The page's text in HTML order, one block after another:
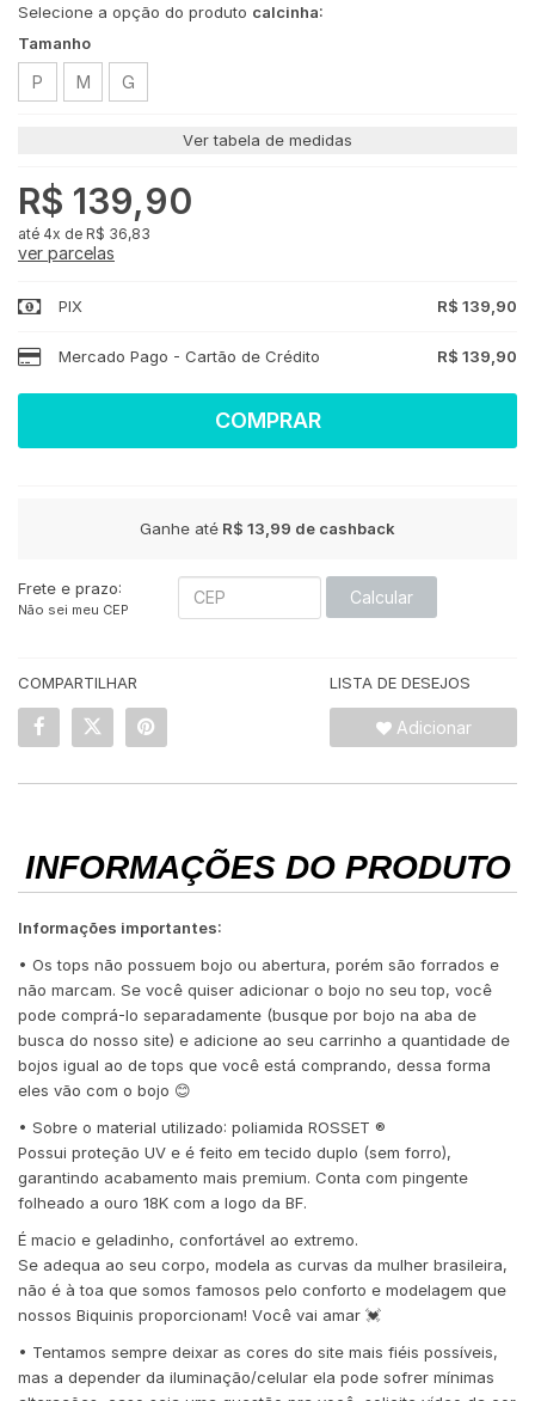
Selecione a opção do produto calcinha:
Tamanho
P M G
Ver tabela de medidas
R$ 139,90
4x de R$ 36,83
ver parcelas
PIX R$ 139,90
Mercado Pago - Cartão de Crédito R$ 139,90
COMPRAR
Ganhe até R$ 13,99 de cashback
Frete e prazo:
Não sei meu CEP
Calcular
COMPARTILHAR LISTA DE DESEJOS
Adicionar
INFORMAÇÕES DO PRODUTO
Informações importantes:
• Os tops não possuem bojo ou abertura, porém são forrados e
não marcam. Se você quiser adicionar o bojo no seu top, você
pode comprá-lo separadamente (busque por bojo na aba de
busca do nosso site) e adicione ao seu carrinho a quantidade de
bojos igual ao de tops que você está comprando, dessa forma
eles vão com o bojo 😊
• Sobre o material utilizado: poliamida ROSSET ®️
Possui proteção UV e é feito em tecido duplo (sem forro),
garantindo acabamento mais premium. Conta com pingente
folheado a ouro 18K com a logo da BF.
É macio e geladinho, confortável ao extremo.
Se adequa ao seu corpo, modela as curvas da mulher brasileira,
não é à toa que somos famosos pelo conforto e modelagem que
nossos Biquinis proporcionam! Você vai amar 💓
• Tentamos sempre deixar as cores do site mais fiéis possíveis,
mas a depender da iluminação/celular ela pode sofrer mínimas